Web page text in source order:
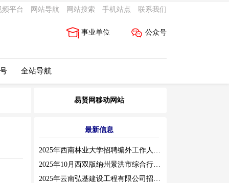
频平台 网站导航 网站搜索 手机站点 联系我们
公众号
事业单位
全站导航
易贤网移动网站
最新信息
2025年西南林业大学招聘编外工作人员公告（三）
2025年10月西双版纳州景洪市综合行政执法局招聘人员公告
2025年云南弘基建设工程有限公司招聘公告